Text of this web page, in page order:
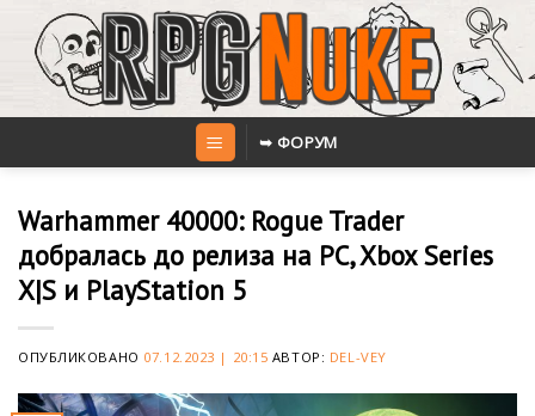
content
➥ ФОРУМ
Warhammer 40000: Rogue Trader
добралась до релиза на PC, Xbox Series
X|S и PlayStation 5
ОПУБЛИКОВАНО 07.12.2023 | 20:15 АВТОР: DEL-VEY